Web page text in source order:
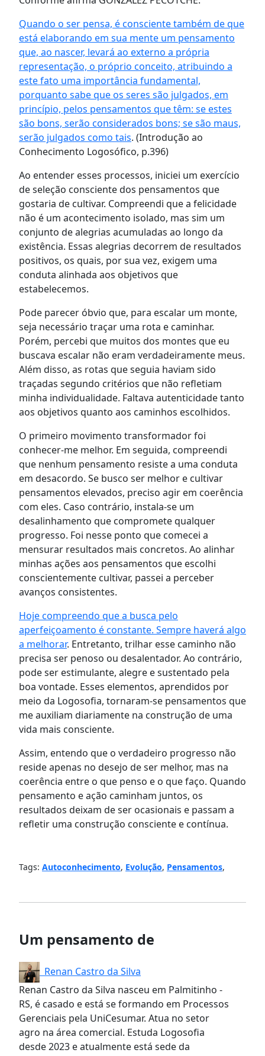
Quando o ser pensa, é consciente também de que
está elaborando em sua mente um pensamento
que, ao nascer, levará ao externo a própria
representação, o próprio conceito, atribuindo a
este fato uma importância fundamental,
porquanto sabe que os seres são julgados, em
princípio, pelos pensamentos que têm: se estes
são bons, serão considerados bons; se são maus,
serão julgados como tais. (Introdução ao
Conhecimento Logosófico, p.396)
Ao entender esses processos, iniciei um exercício
de seleção consciente dos pensamentos que
gostaria de cultivar. Compreendi que a felicidade
não é um acontecimento isolado, mas sim um
conjunto de alegrias acumuladas ao longo da
existência. Essas alegrias decorrem de resultados
positivos, os quais, por sua vez, exigem uma
conduta alinhada aos objetivos que
estabelecemos.
Pode parecer óbvio que, para escalar um monte,
seja necessário traçar uma rota e caminhar.
Porém, percebi que muitos dos montes que eu
buscava escalar não eram verdadeiramente meus.
Além disso, as rotas que seguia haviam sido
traçadas segundo critérios que não refletiam
minha individualidade. Faltava autenticidade tanto
aos objetivos quanto aos caminhos escolhidos.
O primeiro movimento transformador foi
conhecer-me melhor. Em seguida, compreendi
que nenhum pensamento resiste a uma conduta
em desacordo. Se busco ser melhor e cultivar
pensamentos elevados, preciso agir em coerência
com eles. Caso contrário, instala-se um
desalinhamento que compromete qualquer
progresso. Foi nesse ponto que comecei a
mensurar resultados mais concretos. Ao alinhar
minhas ações aos pensamentos que escolhi
conscientemente cultivar, passei a perceber
avanços consistentes.
Hoje compreendo que a busca pelo
aperfeiçoamento é constante. Sempre haverá algo
a melhorar. Entretanto, trilhar esse caminho não
precisa ser penoso ou desalentador. Ao contrário,
pode ser estimulante, alegre e sustentado pela
boa vontade. Esses elementos, aprendidos por
meio da Logosofia, tornaram-se pensamentos que
me auxiliam diariamente na construção de uma
vida mais consciente.
Assim, entendo que o verdadeiro progresso não
reside apenas no desejo de ser melhor, mas na
coerência entre o que penso e o que faço. Quando
pensamento e ação caminham juntos, os
resultados deixam de ser ocasionais e passam a
refletir uma construção consciente e contínua.
Tags: Autoconhecimento, Evolução, Pensamentos,
Um pensamento de
Renan Castro da Silva
Renan Castro da Silva nasceu em Palmitinho -
RS, é casado e está se formando em Processos
Gerenciais pela UniCesumar. Atua no setor
agro na área comercial. Estuda Logosofia
desde 2023 e atualmente está sede da